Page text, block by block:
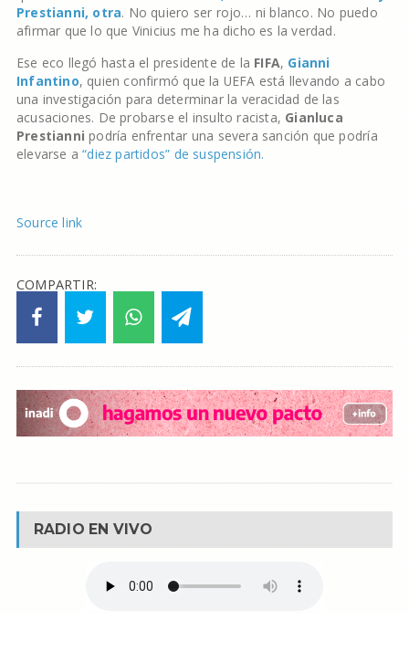
Prestianni, otra. No quiero ser rojo… ni blanco. No puedo
afirmar que lo que Vinicius me ha dicho es la verdad.
Ese eco llegó hasta el presidente de la FIFA, Gianni
Infantino, quien confirmó que la UEFA está llevando a cabo
una investigación para determinar la veracidad de las
acusaciones. De probarse el insulto racista, Gianluca
Prestianni podría enfrentar una severa sanción que podría
elevarse a“diez partidos” de suspensión.
Source link
COMPARTIR:
RADIO EN VIVO